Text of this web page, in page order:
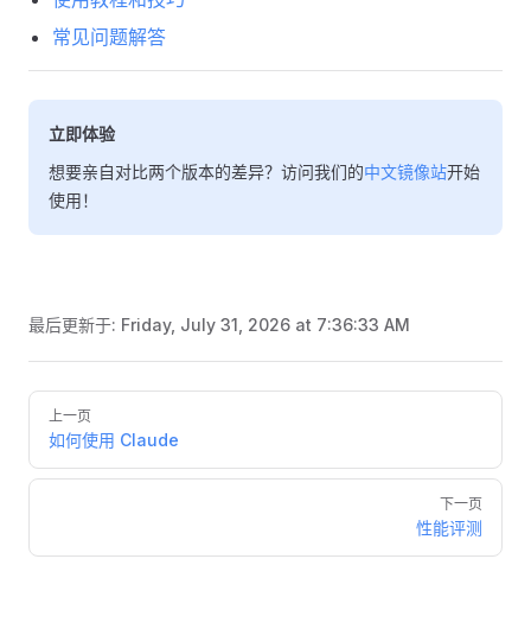
常见问题解答
立即体验
想要亲自对比两个版本的差异？访问我们的中文镜像站开始
使用！
最后更新于: Friday, July 31, 2026 at 7:36:33 AM
Pager
上一页
如何使用 Claude
下一页
性能评测